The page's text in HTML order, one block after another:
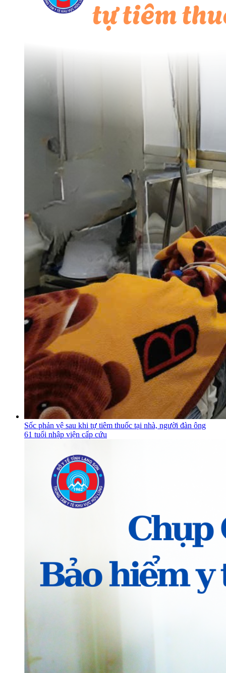
Sốc phản vệ sau khi tự tiêm thuốc tại nhà, người đàn ông
61 tuổi nhập viện cấp cứu